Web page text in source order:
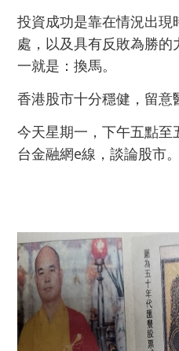
投資成功是靠在情況出現
處，以及具有反敗為勝的
一就是：換馬。
香港股市十分穩健，留意
今天星期一，下午五點
台金融網e線，談論股市。